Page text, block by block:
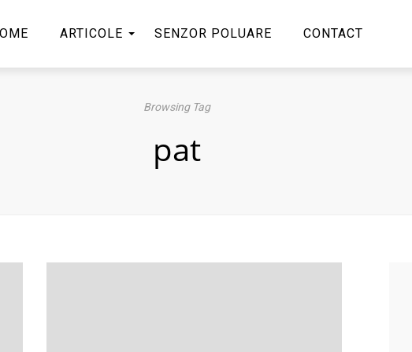
ARTICOLE SENZOR POLUARE CONTACT
Browsing Tag
pat